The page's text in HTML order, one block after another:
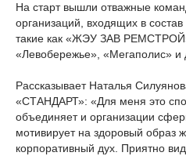
На старт вышли отважные
организаций, входящих в
такие как «ЖЭУ ЗАВ
«Левобережье», «Мегаполис» и
Рассказывает Наталья
«СТАНДАРТ»: «Для меня это
объединяет и организации
мотивирует на здоровый образ
корпоративный дух. Приятно